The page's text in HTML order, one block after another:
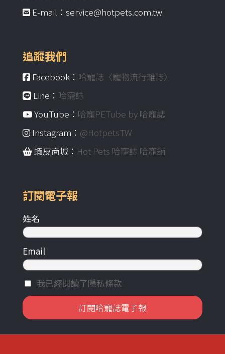
E-mail：service@hotpets.com.tw
追蹤我們
Facebook： 哈寵誌〈寵物流行雜誌〉
Line： 哈寵誌
YouTube： 哈寵PETube by 哈寵誌
Instagram： @HotpetsTW
蝦皮商城： Hot Pets 哈寵誌 哈寵舖
訂閱電子報
姓名
Email
我已經閱讀了隱私條款